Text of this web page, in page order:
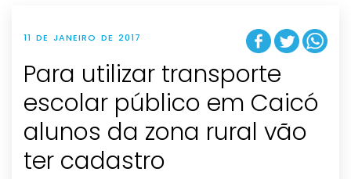
11 DE JANEIRO DE 2017
Para utilizar transporte
escolar público em Caicó
alunos da zona rural vão
ter cadastro